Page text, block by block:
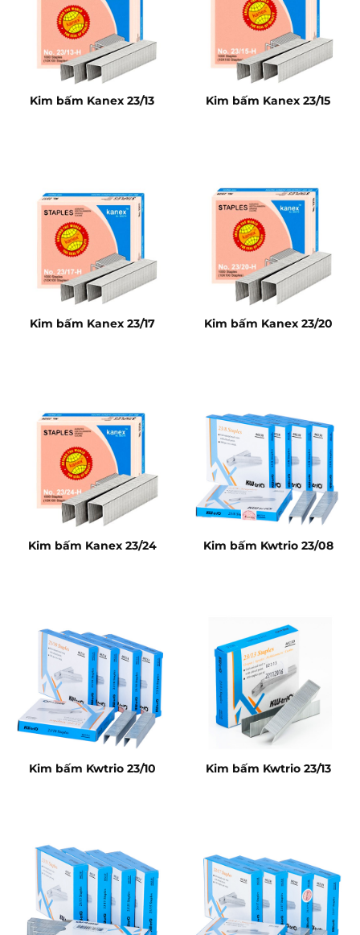
Kim bấm Kanex 23/13 Kim bấm Kanex 23/15
Kim bấm Kanex 23/17 Kim bấm Kanex 23/20
Kim bấm Kanex 23/24 Kim bấm Kwtrio 23/08
Kim bấm Kwtrio 23/10 Kim bấm Kwtrio 23/13